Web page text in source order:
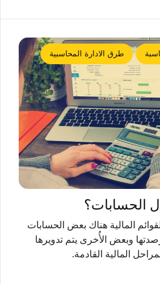
طرق الادارة المحاسبية
الحسابات؟
المالية هناك بعض الحسابات
وبعض الأُخرى يتم تدويرها
المالية القادمة.